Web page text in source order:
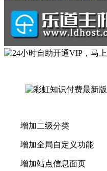
增加二级分类
增加全局自定义功能
增加站点信息面页